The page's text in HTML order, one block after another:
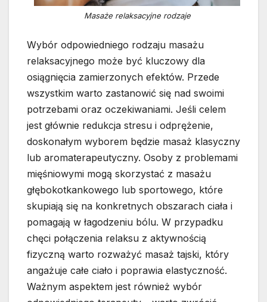
Masaże relaksacyjne rodzaje
Wybór odpowiedniego rodzaju masażu
relaksacyjnego może być kluczowy dla
osiągnięcia zamierzonych efektów. Przede
wszystkim warto zastanowić się nad swoimi
potrzebami oraz oczekiwaniami. Jeśli celem
jest głównie redukcja stresu i odprężenie,
doskonałym wyborem będzie masaż klasyczny
lub aromaterapeutyczny. Osoby z problemami
mięśniowymi mogą skorzystać z masażu
głębokotkankowego lub sportowego, które
skupiają się na konkretnych obszarach ciała i
pomagają w łagodzeniu bólu. W przypadku
chęci połączenia relaksu z aktywnością
fizyczną warto rozważyć masaż tajski, który
angażuje całe ciało i poprawia elastyczność.
Ważnym aspektem jest również wybór